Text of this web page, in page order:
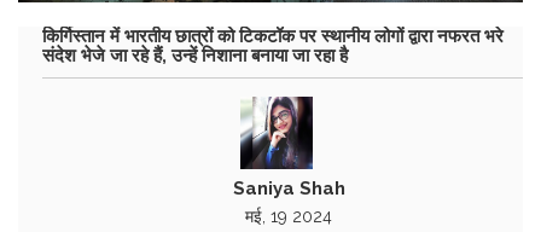
किर्गिस्तान में भारतीय छात्रों को टिकटॉक पर स्थानीय लोगों द्वारा नफरत भरे
संदेश भेजे जा रहे हैं, उन्हें निशाना बनाया जा रहा है
Saniya Shah
मई, 19 2024